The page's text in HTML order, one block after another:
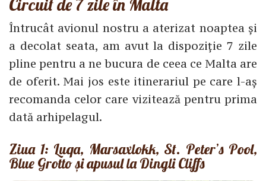
Circuit de 7 zile în Malta
Întrucât avionul nostru a aterizat noaptea și
a decolat seata, am avut la dispoziție 7 zile
pline pentru a ne bucura de ceea ce Malta are
de oferit. Mai jos este itinerariul pe care l-aș
recomanda celor care vizitează pentru prima
dată arhipelagul.
Ziua 1: Luqa, Marsaxlokk, St. Peter’s Pool,
Blue Grotto și apusul la Dingli Cliffs